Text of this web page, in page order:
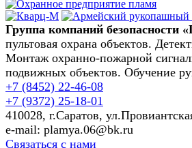
Группа компаний безопасности
пультовая охрана объектов.
Монтаж охранно-пожарной
подвижных объектов. Обучение
+7 (8452) 22-46-08
+7 (9372) 25-18-01
410028, г.Саратов,
e-mail: plamya.06@bk.ru
Связаться с нами